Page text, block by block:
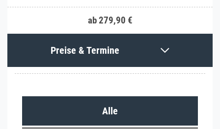
ab 279,90 €
Preise & Termine
Alle